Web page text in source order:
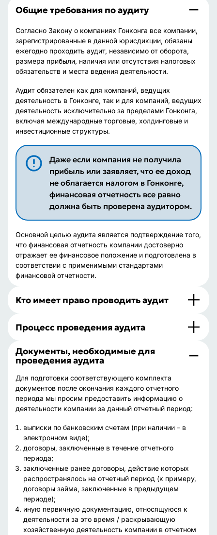
Общие требования по аудиту
Согласно Закону о компаниях Гонконга все компании,
зарегистрированные в данной юрисдикции, обязаны
ежегодно проходить аудит, независимо от оборота,
размера прибыли, наличия или отсутствия налоговых
обязательств и места ведения деятельности.
Аудит обязателен как для компаний, ведущих
деятельность в Гонконге, так и для компаний, ведущих
деятельность исключительно за пределами Гонконга,
включая международные торговые, холдинговые и
инвестиционные структуры.
Даже если компания не получила
прибыль или заявляет, что ее доход
не облагается налогом в Гонконге,
финансовая отчетность все равно
должна быть проверена аудитором.
Основной целью аудита является подтверждение того,
что финансовая отчетность компании достоверно
отражает ее финансовое положение и подготовлена в
соответствии с применимыми стандартами
финансовой отчетности.
Кто имеет право проводить аудит
Процесс проведения аудита
Документы, необходимые для
проведения аудита
Для подготовки соответствующего комплекта
документов после окончания каждого отчетного
периода мы просим предоставить информацию о
деятельности компании за данный отчетный период:
выписки по банковским счетам (при наличии – в
электронном виде);
договоры, заключенные в течение отчетного
периода;
заключенные ранее договоры, действие которых
распространялось на отчетный период (к примеру,
договоры займа, заключенные в предыдущем
периоде);
иную первичную документацию, относящуюся к
деятельности за это время / раскрывающую
хозяйственную деятельность компании в отчетном